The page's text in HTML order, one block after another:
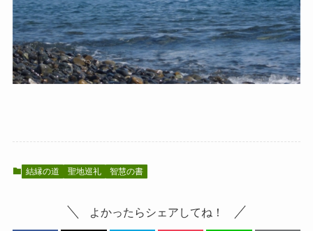
結縁の道 聖地巡礼 智慧の書
よかったらシェアしてね！